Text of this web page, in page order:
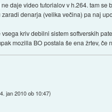
daje video tutorialov v h.264. tam
zaradi denarja (velika večina) pa naj
kriv debilni sistem softverskih
mozilla BO postala še ena žrtev,
jan 2010 ob 10:47)